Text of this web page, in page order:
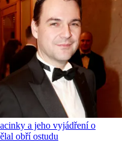
a jeho vyjádření o
obří ostudu